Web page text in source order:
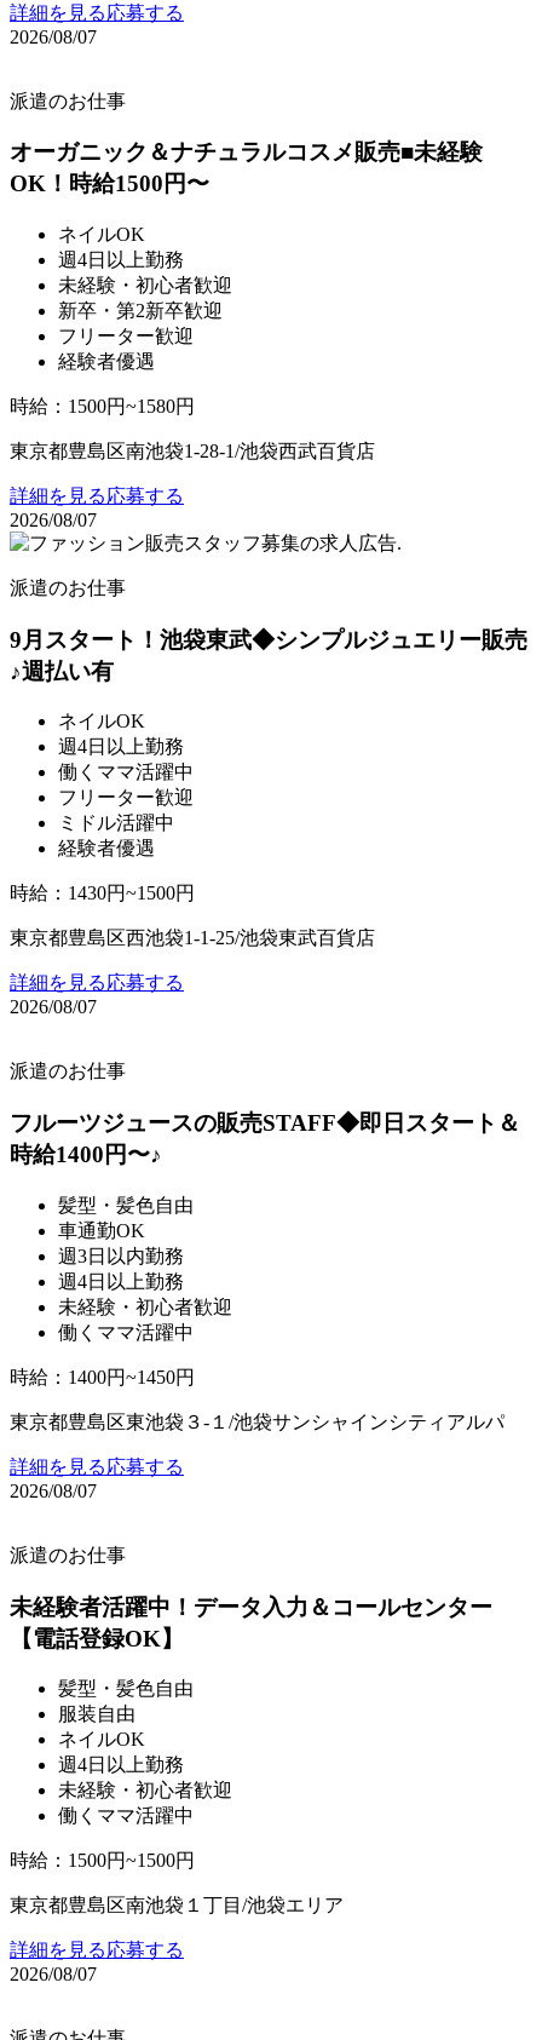
詳細を見る応募する
2026/08/07
派遣のお仕事
オーガニック＆ナチュラルコスメ販売■未経験
OK！時給1500円〜
ネイルOK
週4日以上勤務
未経験・初心者歓迎
新卒・第2新卒歓迎
フリーター歓迎
経験者優遇
時給 ： 1500円~1580円
東京都豊島区南池袋1-28-1/池袋西武百貨店
詳細を見る応募する
2026/08/07
派遣のお仕事
9月スタート！池袋東武◆シンプルジュエリー販売
♪週払い有
ネイルOK
週4日以上勤務
働くママ活躍中
フリーター歓迎
ミドル活躍中
経験者優遇
時給 ： 1430円~1500円
東京都豊島区西池袋1-1-25/池袋東武百貨店
詳細を見る応募する
2026/08/07
派遣のお仕事
フルーツジュースの販売STAFF◆即日スタート＆
時給1400円〜♪
髪型・髪色自由
車通勤OK
週3日以内勤務
週4日以上勤務
未経験・初心者歓迎
働くママ活躍中
時給 ： 1400円~1450円
東京都豊島区東池袋３‐１/池袋サンシャインシティアルパ
詳細を見る応募する
2026/08/07
派遣のお仕事
未経験者活躍中！データ入力＆コールセンター
【電話登録OK】
髪型・髪色自由
服装自由
ネイルOK
週4日以上勤務
未経験・初心者歓迎
働くママ活躍中
時給 ： 1500円~1500円
東京都豊島区南池袋１丁目/池袋エリア
詳細を見る応募する
2026/08/07